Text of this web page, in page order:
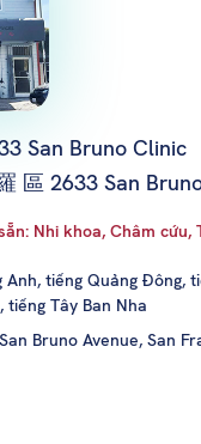
San Bruno Clinic
區 2633 San
Nhi khoa, Châm cứu,
Anh, tiếng Quảng Đông,
Tây Ban Nha
Bruno Avenue, San